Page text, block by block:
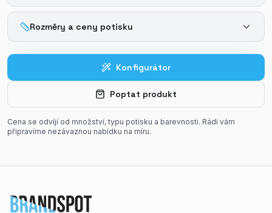
Rozměry a ceny potisku
Konfigurátor
Poptat produkt
Cena se odvíjí od množství, typu potisku a barevnosti. Rádi vám
připravíme nezávaznou nabídku na míru.